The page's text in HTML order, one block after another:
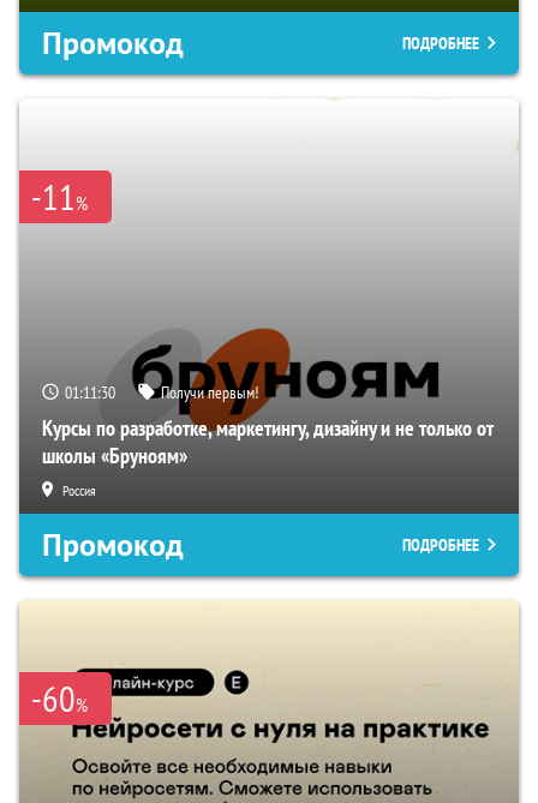
Промокод ПОДРОБНЕЕ
-11%
01:11:29 Получи первым!
Курсы по разработке, маркетингу, дизайну и не только от
школы «Бруноям»
Россия
Промокод ПОДРОБНЕЕ
-60%